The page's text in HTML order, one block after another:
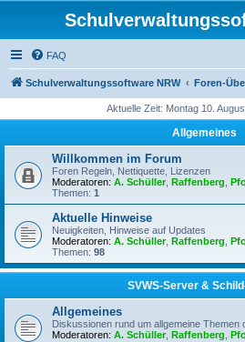
FAQ
Schulverwaltungssoftware NRW Foren-
Aktuelle Zeit: Montag 10.
Allgemeines
Willkommen im Forum
Foren Regeln, Nettiquette, Lizenzen
Moderatoren: A. Schüller, Raffenberg
Themen: 1
Aktuelle Hinweise
Neuigkeiten, Hinweise auf Updates
Moderatoren: A. Schüller, Raffenberg
Themen: 98
SVWS-Server &
Allgemeines
Diskussionen rund um allgemeine Themen
Moderatoren: A. Schüller, Raffenberg